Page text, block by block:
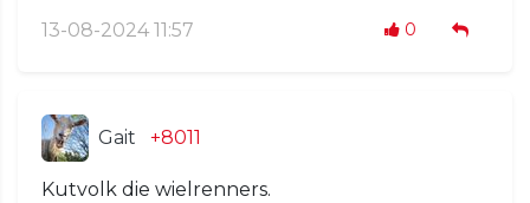
13-08-2024 11:57 0
Gait +8011
Kutvolk die wielrenners.